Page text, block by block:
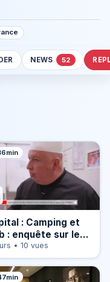
NEWS 52
: Camping et
: enquête sur les
formules all
à 2 000
• 10 vues